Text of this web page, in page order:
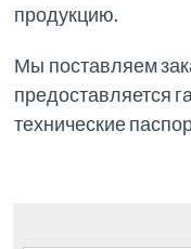
продукцию.
Мы поставляем
предоставляется
технические